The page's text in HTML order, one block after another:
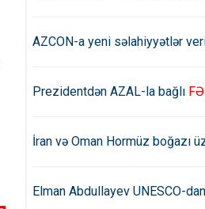
AZCON-a yeni səlahiyyətlər
Prezidentdən AZAL-la bağlı
İran və Oman Hormüz boğazı
Elman Abdullayev UNESCO-dan